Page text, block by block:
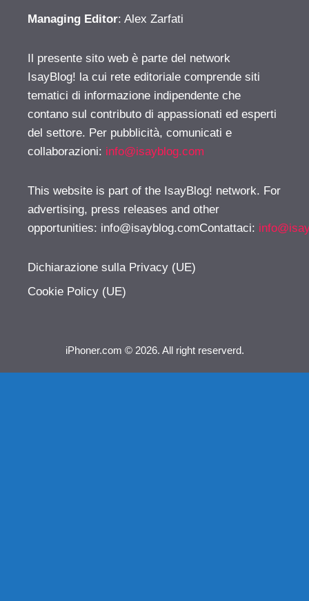
Managing Editor: Alex Zarfati
Il presente sito web è parte del network
IsayBlog! la cui rete editoriale comprende siti
tematici di informazione indipendente che
contano sul contributo di appassionati ed esperti
del settore. Per pubblicità, comunicati e
collaborazioni: info@isayblog.com
This website is part of the IsayBlog! network. For
advertising, press releases and other
opportunities: info@isayblog.comContattaci:
Dichiarazione sulla Privacy (UE)
Cookie Policy (UE)
iPhoner.com © 2026. All right reserverd.